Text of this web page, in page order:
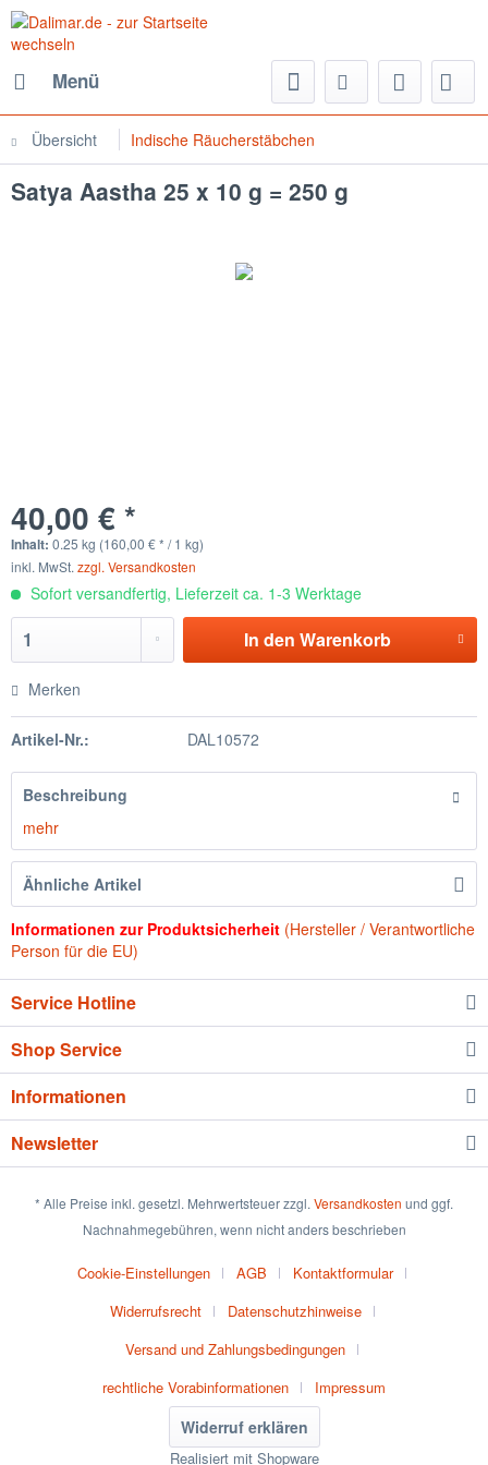
Menü
Übersicht Indische Räucherstäbchen
Satya Aastha 25 x 10 g = 250 g
40,00 € *
Inhalt: 0.25 kg (160,00 € * / 1 kg)
inkl. MwSt. zzgl. Versandkosten
Sofort versandfertig, Lieferzeit ca. 1-3 Werktage
In den Warenkorb
Merken
Artikel-Nr.: DAL10572
Beschreibung
mehr
Ähnliche Artikel
Informationen zur Produktsicherheit (Hersteller / Verantwortliche
Person für die EU)
Service Hotline
Shop Service
Informationen
Newsletter
* Alle Preise inkl. gesetzl. Mehrwertsteuer zzgl. Versandkosten und ggf.
Nachnahmegebühren, wenn nicht anders beschrieben
Cookie-Einstellungen AGB
Kontaktformular
Widerrufsrecht
Datenschutzhinweise
Versand und Zahlungsbedingungen
rechtliche Vorabinformationen
Impressum
Widerruf erklären
Realisiert mit Shopware